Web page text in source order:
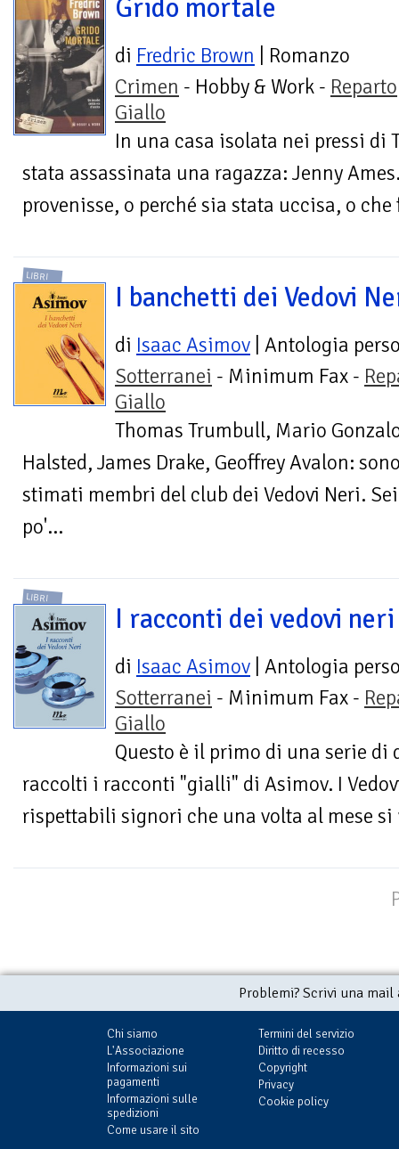
Grido mortale
di Fredric Brown | Romanzo
Crimen - Hobby & Work - Reparto
Giallo
In una casa isolata nei pressi di
stata assassinata una ragazza: Jenny
provenisse, o perché sia stata uccisa, o
LIBRI
I banchetti dei Vedovi
di Isaac Asimov | Antologia
Sotterranei - Minimum Fax -
Giallo
Thomas Trumbull, Mario
Halsted, James Drake, Geoffrey Avalon:
stimati membri del club dei Vedovi Neri.
po'...
LIBRI
I racconti dei vedovi neri
di Isaac Asimov | Antologia
Sotterranei - Minimum Fax -
Giallo
Questo è il primo di una serie
raccolti i racconti "gialli" di Asimov. I
rispettabili signori che una volta al mese
Problemi? Scrivi una
Chi siamo
L'Associazione
Informazioni sui
pagamenti
Informazioni sulle
spedizioni
Come usare il sito
Termini del servizio
Diritto di recesso
Copyright
Privacy
Cookie policy